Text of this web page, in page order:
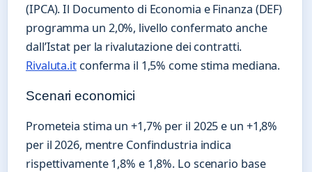
(IPCA). Il Documento di Economia e Finanza (DEF)
programma un 2,0%, livello confermato anche
dall’Istat per la rivalutazione dei contratti.
Rivaluta.itconferma il 1,5% come stima mediana.
Scenari economici
Prometeia stima un +1,7% per il 2025 e un +1,8%
per il 2026, mentre Confindustria indica
rispettivamente 1,8% e 1,8%. Lo scenario base